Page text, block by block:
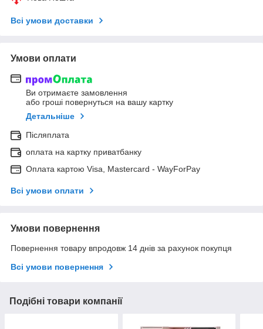
Всі умови доставки
Умови оплати
Ви отримаєте замовлення
або гроші повернуться на вашу картку
Детальніше
Післяплата
оплата на картку приватбанку
Оплата картою Visa, Mastercard - WayForPay
Всі умови оплати
Умови повернення
Повернення товару впродовж 14 днів за рахунок покупця
Всі умови повернення
Подібні товари компанії